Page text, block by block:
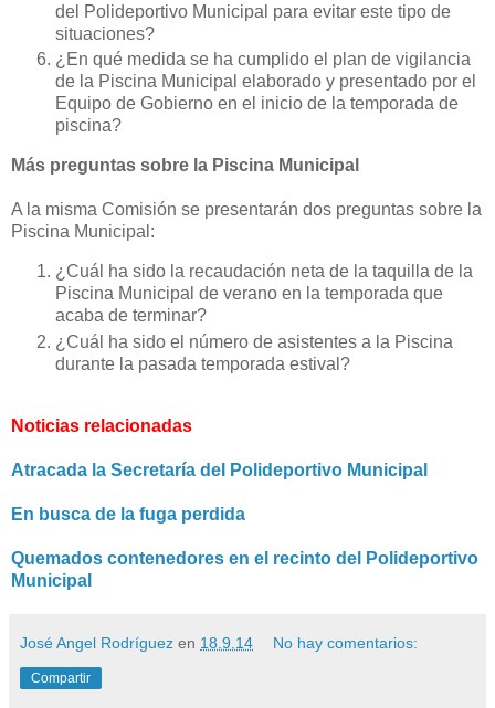
del Polideportivo Municipal para evitar este tipo de
situaciones?
¿En qué medida se ha cumplido el plan de vigilancia
de la Piscina Municipal elaborado y presentado por el
Equipo de Gobierno en el inicio de la temporada de
piscina?
Más preguntas sobre la Piscina Municipal
A la misma Comisión se presentarán dos preguntas sobre la
Piscina Municipal:
¿Cuál ha sido la recaudación neta de la taquilla de la
Piscina Municipal de verano en la temporada que
acaba de terminar?
¿Cuál ha sido el número de asistentes a la Piscina
durante la pasada temporada estival?
Noticias relacionadas
Atracada la Secretaría del Polideportivo Municipal
En busca de la fuga perdida
Quemados contenedores en el recinto del Polideportivo
Municipal
José Angel Rodríguez en 18.9.14 No hay comentarios:
Compartir